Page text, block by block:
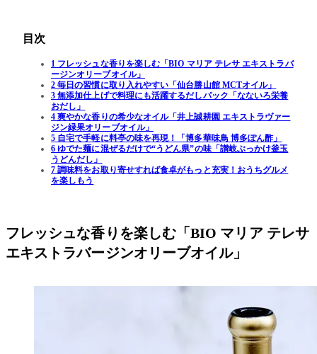
目次
1 フレッシュな香りを楽しむ「BIO マリア テレサ エキストラバ
ージンオリーブオイル」
2 毎日の習慣に取り入れやすい「仙台勝山館 MCTオイル」
3 無添加仕上げで料理にも活躍するだしパック「なないろ栄養
おだし」
4 爽やかな香りの希少なオイル「井上誠耕園 エキストラヴァー
ジン緑果オリーブオイル」
5 自宅で手軽に料亭の味を再現！「博多華味鳥 博多ぽん酢」
6 ゆでた麺に混ぜるだけで“うどん県”の味「讃岐ぶっかけ釜玉
うどんだし」
7 調味料をお取り寄せすれば食卓がもっと充実！おうちグルメ
を楽しもう
フレッシュな香りを楽しむ「BIO マリア テレサ
エキストラバージンオリーブオイル」